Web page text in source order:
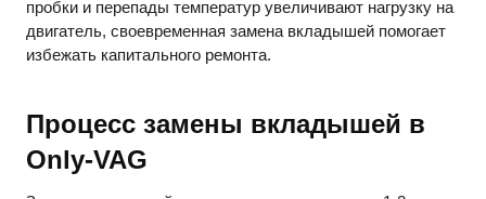
пробки и перепады температур увеличивают нагрузку на
двигатель, своевременная замена вкладышей помогает
избежать капитального ремонта.
Процесс замены вкладышей в
Only-VAG